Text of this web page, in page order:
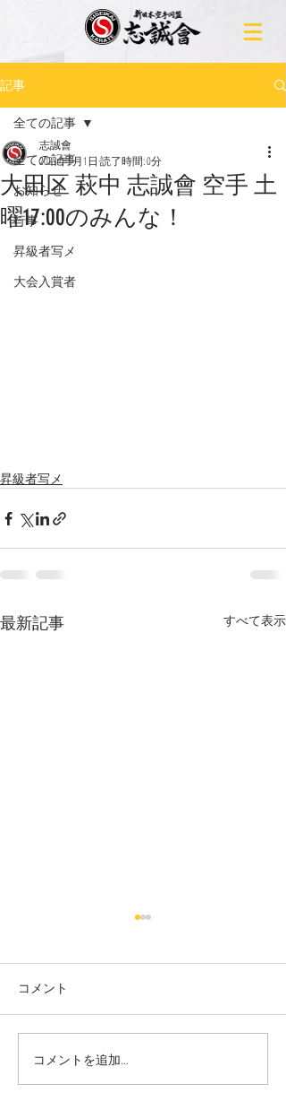
記事
全ての記事
お知らせ
行事
昇級者写メ
大会入賞者
全ての記事
大田区 萩中 志誠會 空手 土
曜17:00のみんな！
志誠會
2023年5月1日 読了時間: 0分
昇級者写メ
最新記事 すべて表示
大田区 萩中 志誠會 空手
お兄ちゃん入門！
コメント
コメントを追加…